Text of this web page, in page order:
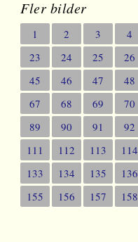
Fler bilder
1 2 3 4
23
24 25 26
45
46 47 48
67
68 69 70
89
90 91 92
111
112 113 114
133
134 135 136
155
156 157 158